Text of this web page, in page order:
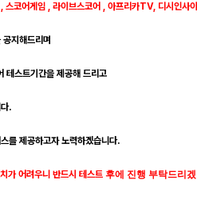
스코어게임 , 라이브스코어 , 아프리카TV, 디시인사
공지해드리며
테스트기간을 제공해 드리고
.
를 제공하고자 노력하겠습니다.
가 어려우니 반드시 테스트 후에 진행 부탁드리